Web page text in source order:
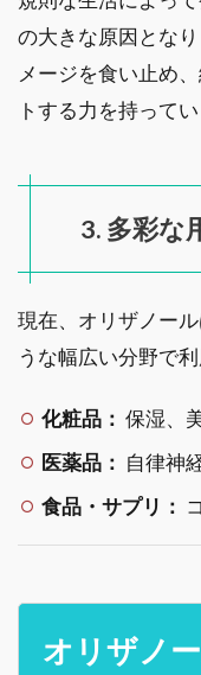
の大きな原因とな
メージを食い止め
トする力を持ってい
3. 多彩な
現在、オリザノー
うな幅広い分野で
化粧品： 保湿、
医薬品： 自律神
食品・サプリ：
オリザノ